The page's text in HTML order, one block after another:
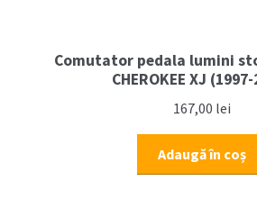
Comutator pedala lumini
CHEROKEE XJ
167,00 lei
Adaugă în coș